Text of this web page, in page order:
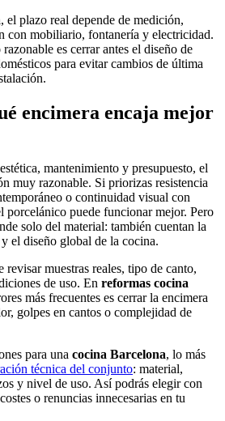
, el plazo real depende de medición,
con mobiliario, fontanería y electricidad.
razonable es cerrar antes el diseño de
para evitar cambios de última
encimera encaja mejor
mantenimiento y presupuesto, el
muy razonable. Si priorizas resistencia
o continuidad visual con
porcelánico puede funcionar mejor. Pero
solo del material: también cuentan la
el diseño global de la cocina.
muestras reales, tipo de canto,
de uso. En reformas cocina
más frecuentes es cerrar la encimera
golpes en cantos o complejidad de
para una cocina Barcelona, lo más
técnica del conjunto: material,
y nivel de uso. Así podrás elegir con
o renuncias innecesarias en tu